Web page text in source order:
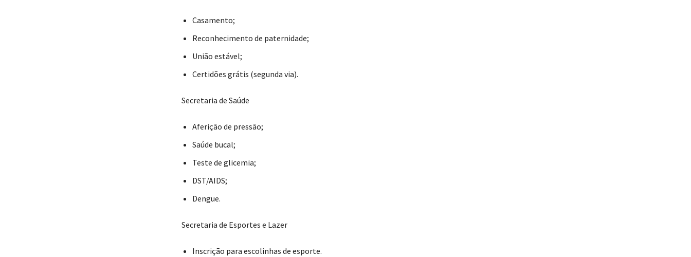
Casamento;
Reconhecimento de paternidade;
União estável;
Certidões grátis (segunda via).
Secretaria de Saúde
Aferição de pressão;
Saúde bucal;
Teste de glicemia;
DST/AIDS;
Dengue.
Secretaria de Esportes e Lazer
Inscrição para escolinhas de esporte.